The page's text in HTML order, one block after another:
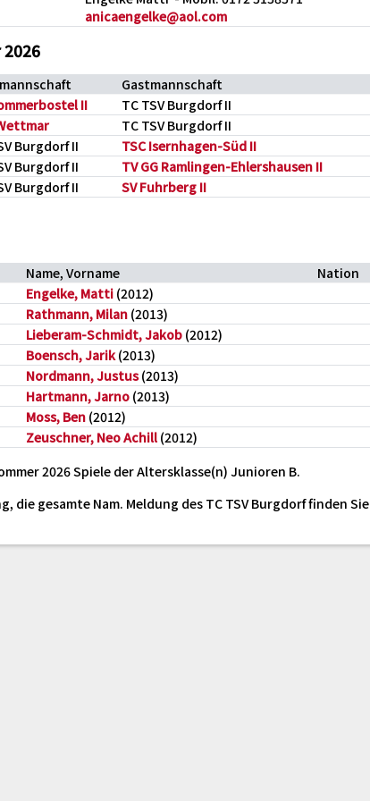
anicaengelke@aol.com
Gastmannschaft
II TC TSV Burgdorf II
TC TSV Burgdorf II
Burgdorf II TSC Isernhagen-Süd II
Burgdorf II TV GG Ramlingen-Ehlershausen II
Burgdorf II SV Fuhrberg II
Name, Vorname Nation
Engelke, Matti (2012)
Rathmann, Milan (2013)
Lieberam-Schmidt, Jakob (2012)
Boensch, Jarik(2013)
Nordmann, Justus(2013)
Hartmann, Jarno (2013)
Moss, Ben (2012)
Zeuschner, Neo Achill (2012)
2026 Spiele der Altersklasse(n) Junioren B.
die gesamte Nam. Meldung des TC TSV Burgdorf finden Sie